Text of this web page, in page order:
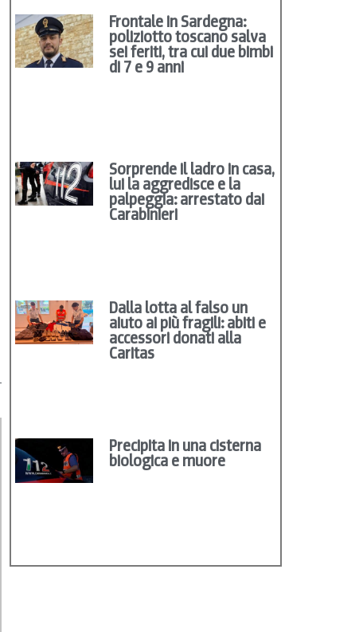
Frontale in Sardegna:
poliziotto toscano salva
sei feriti, tra cui due bimbi
di 7 e 9 anni
Sorprende il ladro in casa,
lui la aggredisce e la
palpeggia: arrestato dai
Carabinieri
Dalla lotta al falso un
aiuto ai più fragili: abiti e
accessori donati alla
Caritas
Precipita in una cisterna
biologica e muore